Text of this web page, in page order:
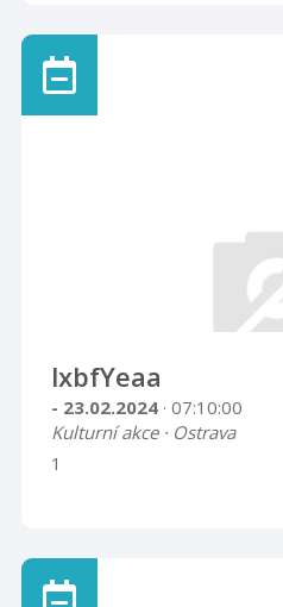
lxbfYeaa
- 23.02.2024 · 07:10:00
Kulturní akce · Ostrava
1